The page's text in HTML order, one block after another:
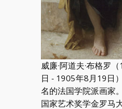
威廉·阿道夫·布格罗
日 - 1905年8月19日
名的法国学院派画家
国家艺术奖学金罗马